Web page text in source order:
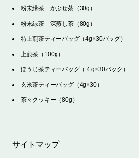
粉末緑茶 かぶせ茶（30g）
粉末緑茶 深蒸し茶（80g）
特上煎茶ティーバッグ（4g×30バッグ）
上煎茶（100g）
ほうじ茶ティーバッグ（４g×30バック）
玄米茶ティーバッグ（4g×30）
茶々クッキー（80g）
サイトマップ